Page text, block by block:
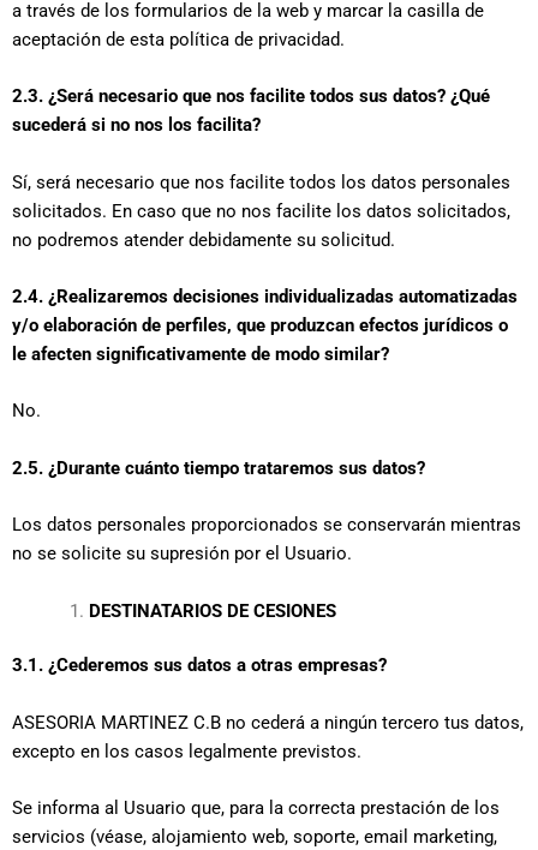
a través de los formularios de la web y marcar la casilla de
aceptación de esta política de privacidad.
2.3. ¿Será necesario que nos facilite todos sus datos? ¿Qué
sucederá si no nos los facilita?
Sí, será necesario que nos facilite todos los datos personales
solicitados. En caso que no nos facilite los datos solicitados,
no podremos atender debidamente su solicitud.
2.4. ¿Realizaremos decisiones individualizadas automatizadas
y/o elaboración de perfiles, que produzcan efectos jurídicos o
le afecten significativamente de modo similar?
No.
2.5. ¿Durante cuánto tiempo trataremos sus datos?
Los datos personales proporcionados se conservarán mientras
no se solicite su supresión por el Usuario.
DESTINATARIOS DE CESIONES
3.1. ¿Cederemos sus datos a otras empresas?
ASESORIA MARTINEZ C.B no cederá a ningún tercero tus datos,
excepto en los casos legalmente previstos.
Se informa al Usuario que, para la correcta prestación de los
servicios (véase, alojamiento web, soporte, email marketing,